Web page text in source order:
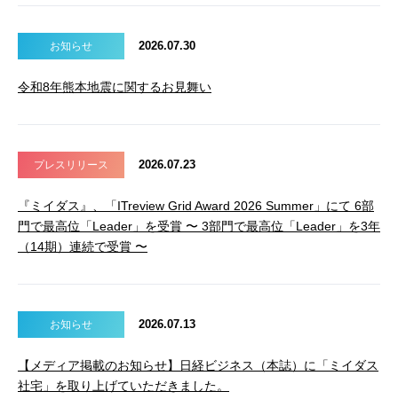
お知らせ 2026.07.30
令和8年熊本地震に関するお見舞い
プレスリリース 2026.07.23
『ミイダス』、「ITreview Grid Award 2026 Summer」にて 6部
門で最高位「Leader」を受賞 〜 3部門で最高位「Leader」を3年
（14期）連続で受賞 〜
お知らせ 2026.07.13
【メディア掲載のお知らせ】日経ビジネス（本誌）に「ミイダス
社宅」を取り上げていただきました。